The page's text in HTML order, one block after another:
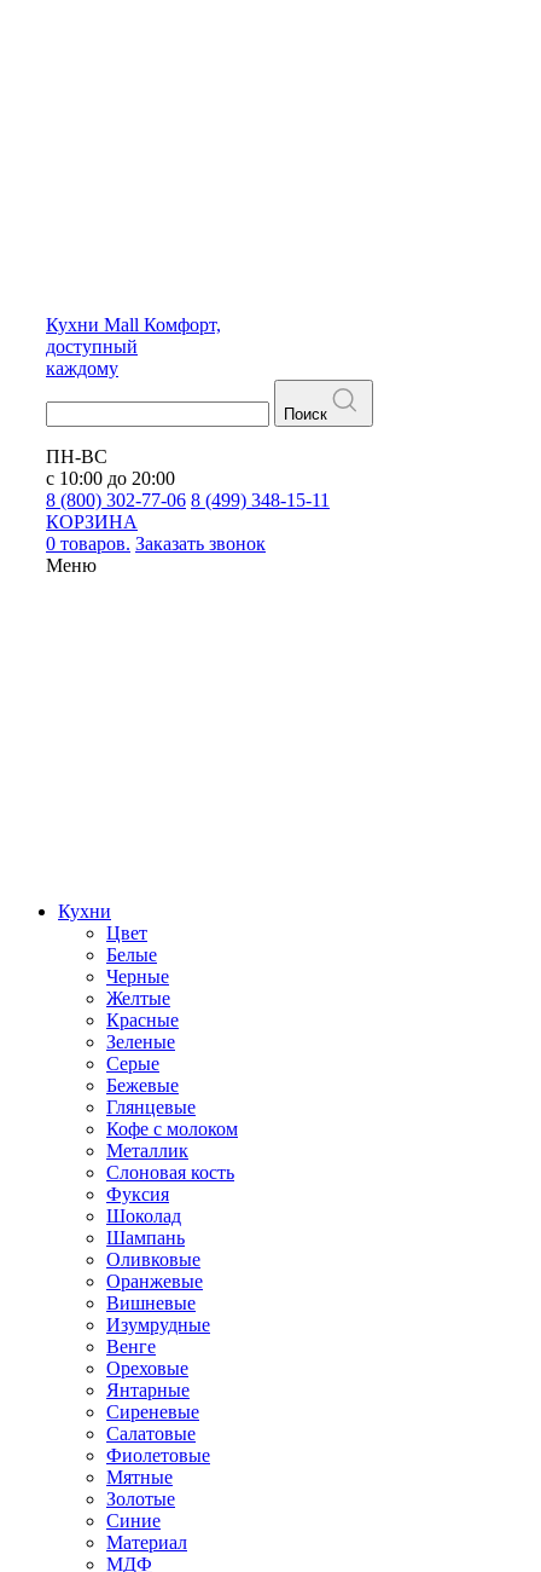
Кухни Mall Комфорт,
доступный
каждому
Поиск
ПН-ВС
с 10:00 до 20:00
8 (800) 302-77-06 8 (499) 348-15-11
КОРЗИНА
0 товаров. Заказать звонок
Меню
Кухни
Цвет
Белые
Черные
Желтые
Красные
Зеленые
Серые
Бежевые
Глянцевые
Кофе с молоком
Металлик
Слоновая кость
Фуксия
Шоколад
Шампань
Оливковые
Оранжевые
Вишневые
Изумрудные
Венге
Ореховые
Янтарные
Сиреневые
Салатовые
Фиолетовые
Мятные
Золотые
Синие
Материал
МДФ